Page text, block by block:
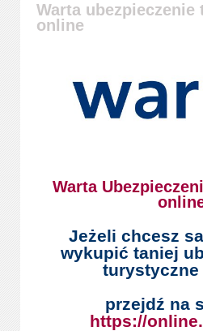
Warta ubezpieczenie
online
Warta
Jeżeli chcesz
wykupić taniej
turystyczne
przejdź na
https://